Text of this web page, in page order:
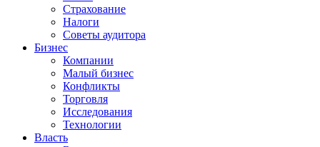
Страхование
Налоги
Советы аудитора
Бизнес
Компании
Малый бизнес
Конфликты
Торговля
Исследования
Технологии
Власть